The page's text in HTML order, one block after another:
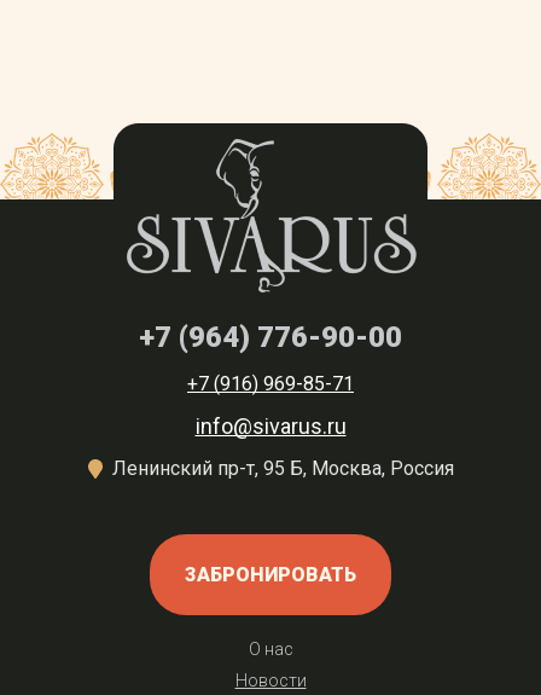
+7 (964) 776-90-00
+7 (916) 969-85-71
info@sivarus.ru
Ленинский пр-т, 95 Б, Москва, Россия
ЗАБРОНИРОВАТЬ
О нас
Новости